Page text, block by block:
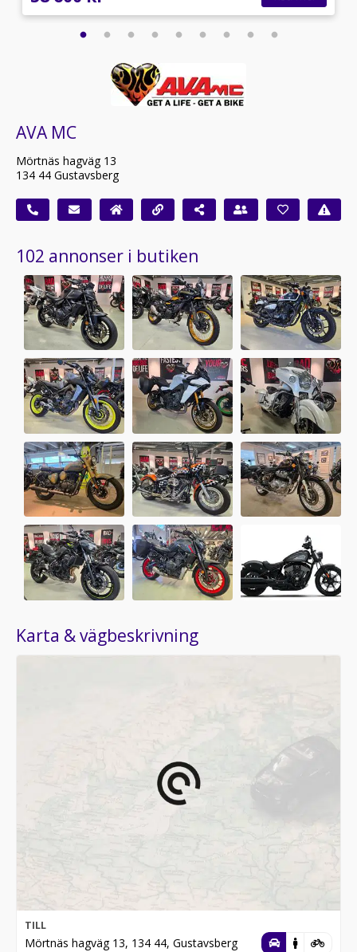
AVA MC
Mörtnäs hagväg 13
134 44 Gustavsberg
102 annonser i butiken
Karta & vägbeskrivning
TILL
Mörtnäs hagväg 13, 134 44, Gustavsberg